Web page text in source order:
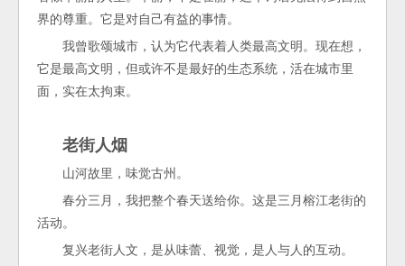
界的尊重。它是对自己有益的事情。
我曾歌颂城市，认为它代表着人类最高文明。现在想，
它是最高文明，但或许不是最好的生态系统，活在城市里
面，实在太拘束。
老街人烟
山河故里，味觉古州。
春分三月，我把整个春天送给你。这是三月榕江老街的
活动。
复兴老街人文，是从味蕾、视觉，是人与人的互动。